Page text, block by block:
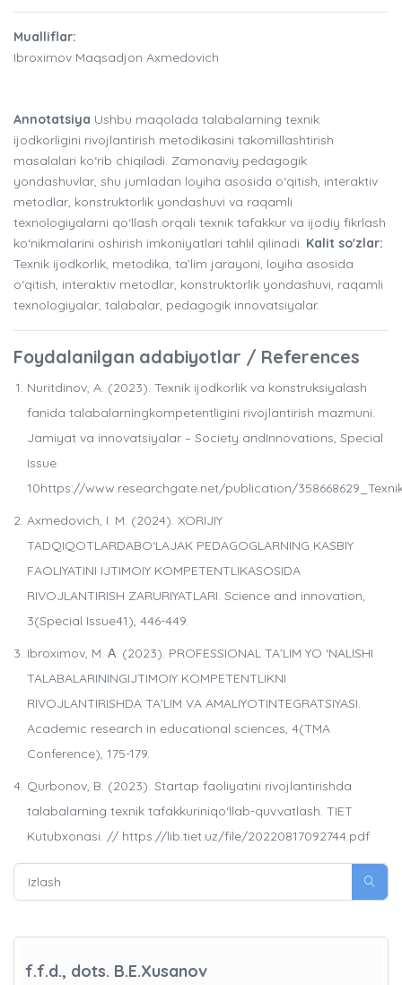
Mualliflar:
Ibroximov Maqsadjon Axmedovich
Annotatsiya Ushbu maqolada talabalarning texnik
ijodkorligini rivojlantirish metodikasini takomillashtirish
masalalari ko‘rib chiqiladi. Zamonaviy pedagogik
yondashuvlar, shu jumladan loyiha asosida o‘qitish, interaktiv
metodlar, konstruktorlik yondashuvi va raqamli
texnologiyalarni qo‘llash orqali texnik tafakkur va ijodiy fikrlash
ko‘nikmalarini oshirish imkoniyatlari tahlil qilinadi. Kalit so'zlar:
Texnik ijodkorlik, metodika, ta’lim jarayoni, loyiha asosida
o‘qitish, interaktiv metodlar, konstruktorlik yondashuvi, raqamli
texnologiyalar, talabalar, pedagogik innovatsiyalar.
Foydalanilgan adabiyotlar / References
Nuritdinov, A. (2023). Texnik ijodkorlik va konstruksiyalash
fanida talabalarningkompetentligini rivojlantirish mazmuni.
Jamiyat va innovatsiyalar – Society andInnovations, Special
Issue
10https://www.researchgate.net/publication/
Axmedovich, I. M. (2024). XORIJIY
TADQIQOTLARDABO‘LAJAK PEDAGOGLARNING KASBIY
FAOLIYATINI IJTIMOIY KOMPETENTLIKASOSIDA
RIVOJLANTIRISH ZARURIYATLARI. Science and innovation,
3(Special Issue41), 446-449.
Ibroximov, M. А. (2023). PROFESSIONAL TA’LIM YO ‘NALISHI
TALABALARININGIJTIMOIY KOMPETENTLIKNI
RIVOJLANTIRISHDA TA’LIM VA AMALIYOTINTEGRATSIYASI.
Academic research in educational sciences, 4(TMA
Conference), 175-179.
Qurbonov, B. (2023). Startap faoliyatini rivojlantirishda
talabalarning texnik tafakkuriniqo‘llab-quvvatlash. TIET
Kutubxonasi. // https://lib.tiet.uz/file/20220817092744.pdf
f.f.d., dots. B.E.Xusanov